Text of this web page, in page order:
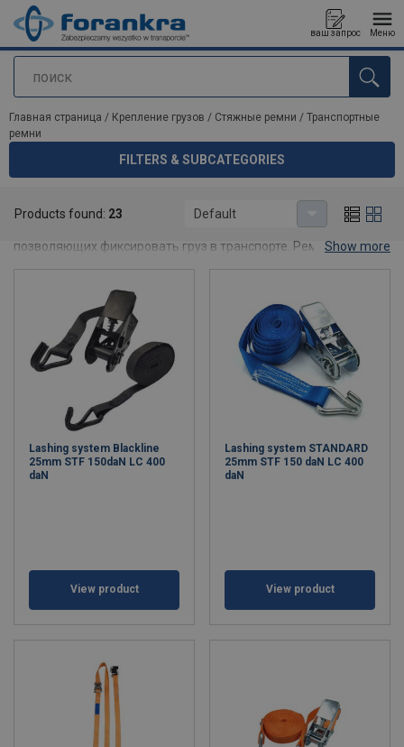
поиск
ваш запрос Меню
Продукт добавлен в ваш запрос
Главная страница / Крепление грузов / Стяжные ремни / Транспортные
ремни
FILTERS & SUBCATEGORIES
Транспортные ремни-одна из самых популярных систем,
позволяющих фиксировать груз в транспорте. Ремень
обеспечения безопасности груза практически на любом виде
транспорта: от легких грузов на прицепе, до перевозки
крупногабаритного груза и крепления автомобиля на
эвакуаторе.
Транспортные ремни имеют универсальное применение, так
как характеризуются:
• широким диапазоном тоннажа
• разнообразной конструкцией ремней - в ассортименте
доступны ремни цельные, двухсекционные, трехточечные, с
они все чаще используются и за пределами транспортной
Show more
Products found: 23 Default
Lashing system Blackline
25mm STF 150daN LC 400
daN
View product
Lashing system STANDARD
25mm STF 150 daN LC 400
daN
View product